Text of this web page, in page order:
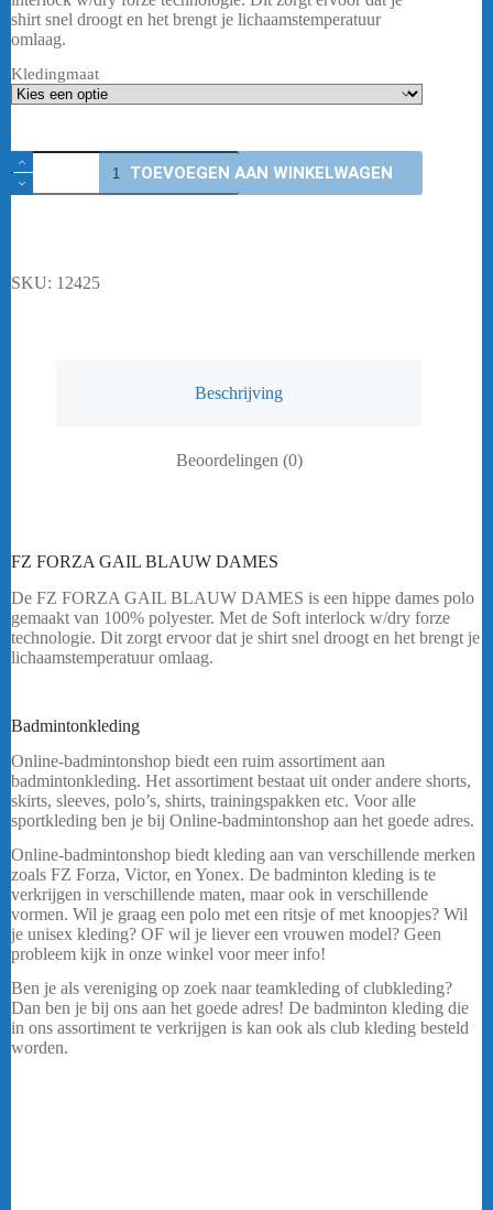
shirt snel droogt en het brengt je lichaamstemperatuur
omlaag.
Kledingmaat
FZ
FORZA
GAIL
TOEVOEGEN AAN WINKELWAGEN
SKU: 12425
Beschrijving
Beoordelingen (0)
FZ FORZA GAIL BLAUW DAMES
De FZ FORZA GAIL BLAUW DAMES is een hippe dames polo
gemaakt van 100% polyester. Met de Soft interlock w/dry forze
technologie. Dit zorgt ervoor dat je shirt snel droogt en het brengt je
lichaamstemperatuur omlaag.
Badmintonkleding
Online-badmintonshop biedt een ruim assortiment aan
badmintonkleding. Het assortiment bestaat uit onder andere shorts,
skirts, sleeves, polo’s, shirts, trainingspakken etc. Voor alle
sportkleding ben je bij Online-badmintonshop aan het goede adres.
Online-badmintonshop biedt kleding aan van verschillende merken
zoals FZ Forza, Victor, en Yonex. De badminton kleding is te
verkrijgen in verschillende maten, maar ook in verschillende
vormen. Wil je graag een polo met een ritsje of met knoopjes? Wil
je unisex kleding? OF wil je liever een vrouwen model? Geen
probleem kijk in onze winkel voor meer info!
Ben je als vereniging op zoek naar teamkleding of clubkleding?
Dan ben je bij ons aan het goede adres! De badminton kleding die
in ons assortiment te verkrijgen is kan ook als club kleding besteld
worden.